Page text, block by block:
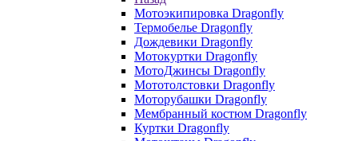
Мотоэкипировка Dragonfly
Термобелье Dragonfly
Дождевики Dragonfly
Мотокуртки Dragonfly
МотоДжинсы Dragonfly
Мототолстовки Dragonfly
Моторубашки Dragonfly
Мембранный костюм Dragonfly
Куртки Dragonfly